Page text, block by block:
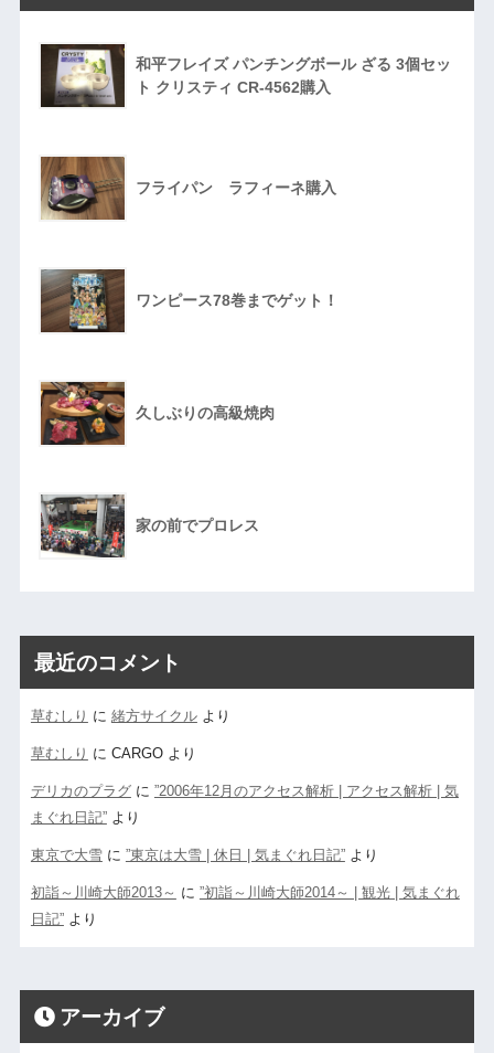
和平フレイズ パンチングボール ざる 3個セッ
ト クリスティ CR-4562購入
フライパン ラフィーネ購入
ワンピース78巻までゲット！
久しぶりの高級焼肉
家の前でプロレス
最近のコメント
草むしり に 緒方サイクルより
草むしり に CARGOより
デリカのプラグに ”2006年12月のアクセス解析 | アクセス解析 | 気
まぐれ日記”より
東京で大雪に ”東京は大雪 | 休日 | 気まぐれ日記”より
初詣～川崎大師2013～ に ”初詣～川崎大師2014～ | 観光 | 気まぐれ
日記”より
アーカイブ